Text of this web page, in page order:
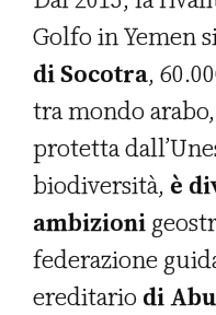
Golfo in Yemen
di Socotra,
tra mondo
protetta
biodiversità, è
ambizioni
federazione
ereditariodi